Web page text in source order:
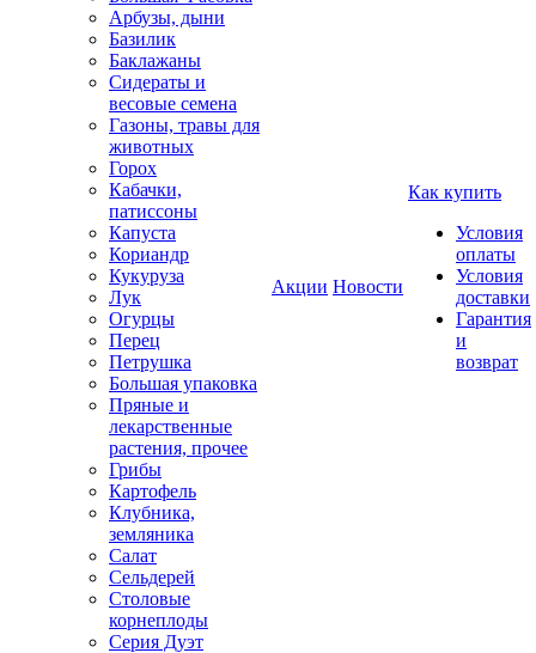
Арбузы, дыни
Базилик
Баклажаны
Сидераты и
весовые семена
Газоны, травы для
животных
Горох
Кабачки,
патиссоны
Капуста
Кориандр
Кукуруза
Лук
Огурцы
Перец
Петрушка
Большая упаковка
Пряные и
лекарственные
растения, прочее
Грибы
Картофель
Клубника,
земляника
Салат
Сельдерей
Столовые
корнеплоды
Серия Дуэт
Акции Новости
Как купить
Условия
оплаты
Условия
доставки
Гарантия
и
возврат